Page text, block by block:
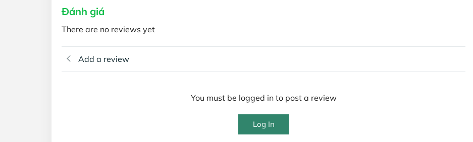
Đánh giá
There are no reviews yet
Add a review
You must be logged in to post a review
Log In